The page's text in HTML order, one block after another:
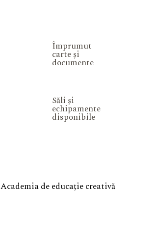
Împrumut
carte și
documente
Săli și
echipamente
disponibile
Academia de educație creativă